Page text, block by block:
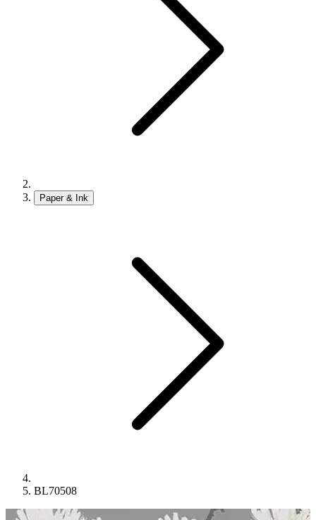
Paper & Ink
BL70508